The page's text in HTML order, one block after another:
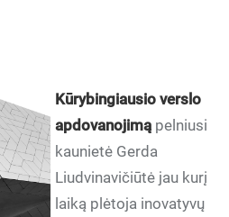
Kūrybingiausio verslo
apdovanojimą pelniusi
kaunietė Gerda
Liudvinavičiūtė jau kurį
laiką plėtoja inovatyvų